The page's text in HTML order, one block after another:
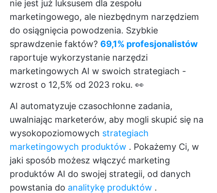
nie jest już luksusem dla zespołu
marketingowego, ale niezbędnym narzędziem
do osiągnięcia powodzenia. Szybkie
sprawdzenie faktów? 69,1% profesjonalistów
raportuje wykorzystanie narzędzi
marketingowych AI w swoich strategiach -
wzrost o 12,5% od 2023 roku. 👀
AI automatyzuje czasochłonne zadania,
uwalniając marketerów, aby mogli skupić się na
wysokopoziomowych strategiach
marketingowych produktów . Pokażemy Ci, w
jaki sposób możesz włączyć marketing
produktów AI do swojej strategii, od danych
powstania do analitykę produktów .